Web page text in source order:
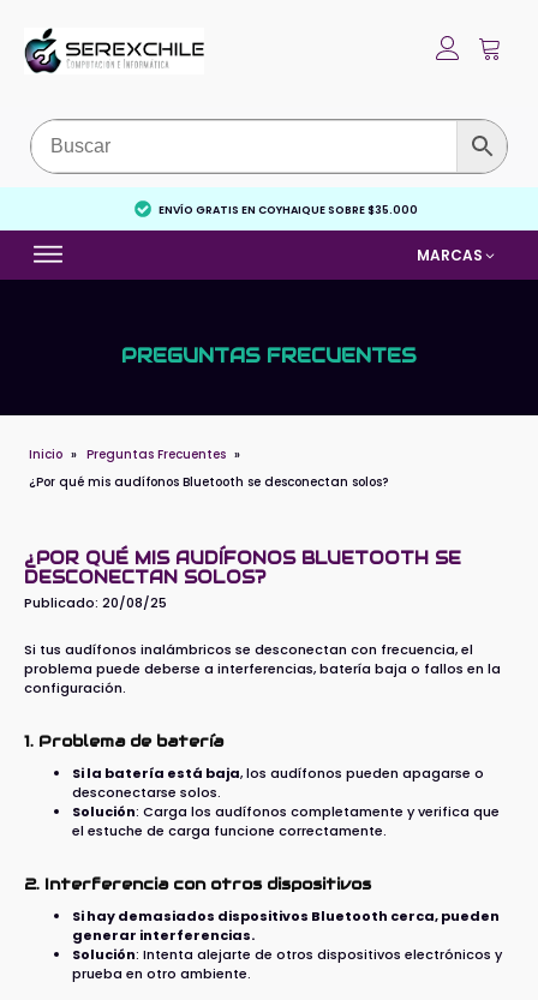
ENVÍO GRATIS EN COYHAIQUE SOBRE $35.000
MARCAS
PREGUNTAS FRECUENTES
Inicio » Preguntas Frecuentes »
¿Por qué mis audífonos Bluetooth se desconectan solos?
¿POR QUÉ MIS AUDÍFONOS BLUETOOTH SE
DESCONECTAN SOLOS?
Publicado: 20/08/25
Si tus audífonos inalámbricos se desconectan con frecuencia, el
problema puede deberse a interferencias, batería baja o fallos en la
configuración.
1. Problema de batería
Si la batería está baja, los audífonos pueden apagarse o
desconectarse solos.
Solución: Carga los audífonos completamente y verifica que
el estuche de carga funcione correctamente.
2. Interferencia con otros dispositivos
Si hay demasiados dispositivos Bluetooth cerca, pueden
generar interferencias.
Solución: Intenta alejarte de otros dispositivos electrónicos y
prueba en otro ambiente.